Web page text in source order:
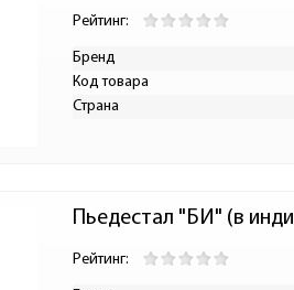
Рейтинг:
Бренд
Код товара
Страна
Пьедестал "БИ" (в
Рейтинг: